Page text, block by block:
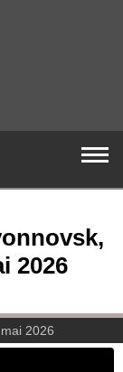
2026
2026